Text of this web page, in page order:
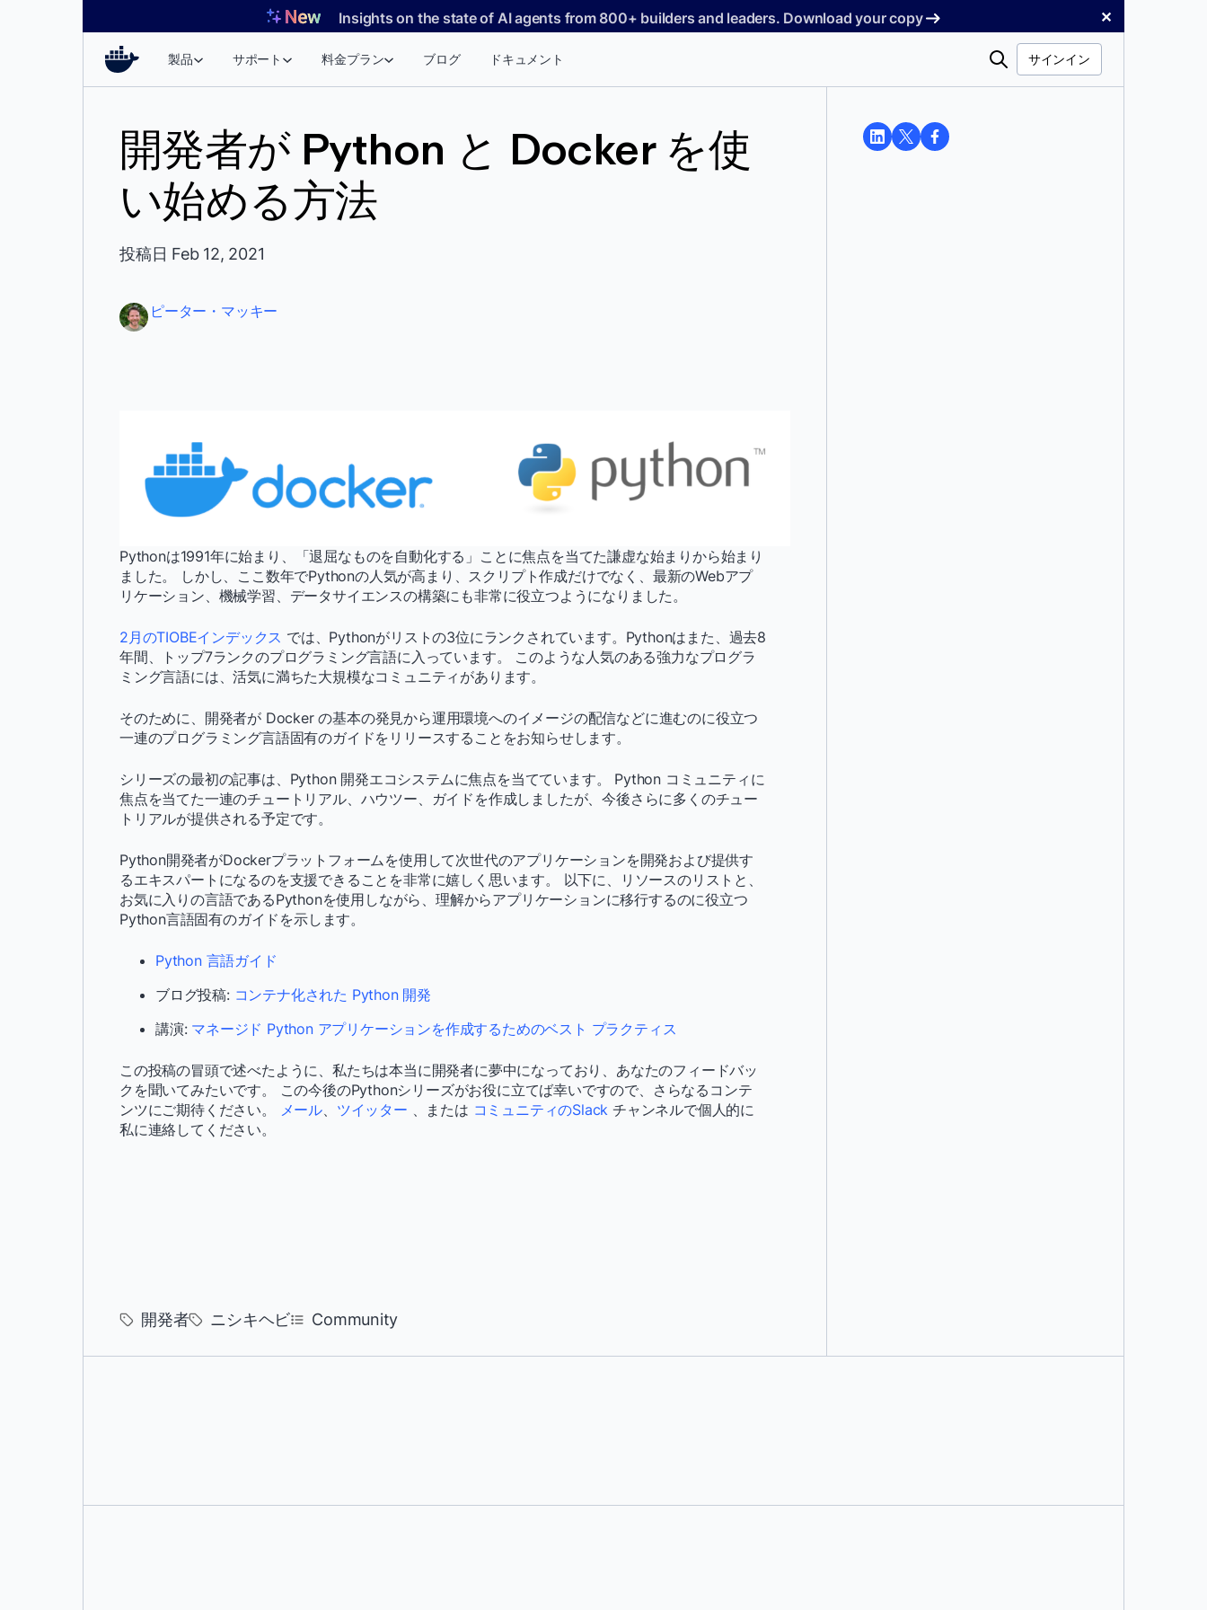
Insights on the state of AI agents from 800+ builders and leaders. Download your copy ✕
製品 サポート 料金プラン ブログ ドキュメント
検
サインイン
開発者が Python と Docker を使
い始める方法
投稿日 Feb 12, 2021
ピーター・マッキー
Pythonは1991年に始まり、「退屈なものを自動化する」ことに焦点を当てた謙虚な始まりから始まり
ました。 しかし、ここ数年でPythonの人気が高まり、スクリプト作成だけでなく、最新のWebアプ
リケーション、機械学習、データサイエンスの構築にも非常に役立つようになりました。
2月のTIOBEインデックス では、Pythonがリストの3位にランクされています。Pythonはまた、過去8
年間、トップ7ランクのプログラミング言語に入っています。 このような人気のある強力なプログラ
ミング言語には、活気に満ちた大規模なコミュニティがあります。
そのために、開発者が Docker の基本の発見から運用環境へのイメージの配信などに進むのに役立つ
一連のプログラミング言語固有のガイドをリリースすることをお知らせします。
シリーズの最初の記事は、Python 開発エコシステムに焦点を当てています。 Python コミュニティに
焦点を当てた一連のチュートリアル、ハウツー、ガイドを作成しましたが、今後さらに多くのチュー
トリアルが提供される予定です。
Python開発者がDockerプラットフォームを使用して次世代のアプリケーションを開発および提供す
るエキスパートになるのを支援できることを非常に嬉しく思います。 以下に、リソースのリストと、
お気に入りの言語であるPythonを使用しながら、理解からアプリケーションに移行するのに役立つ
Python言語固有のガイドを示します。
Python 言語ガイド
ブログ投稿: コンテナ化された Python 開発
講演: マネージド Python アプリケーションを作成するためのベスト プラクティス
この投稿の冒頭で述べたように、私たちは本当に開発者に夢中になっており、あなたのフィードバッ
クを聞いてみたいです。 この今後のPythonシリーズがお役に立てば幸いですので、さらなるコンテ
ンツにご期待ください。
メール ツイッター 、または コミュニティのSlack チャンネルで個人的に
私に連絡してください。
開発者 ニシキヘビ Community